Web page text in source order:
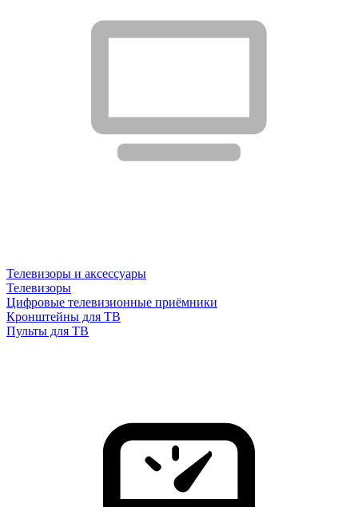
Телевизоры и аксессуары
Телевизоры
Цифровые телевизионные приёмники
Кронштейны для ТВ
Пульты для ТВ